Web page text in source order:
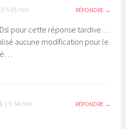
h 05 min RÉPONDRE
pour cette réponse tardive…
aucune modification pour le
1 h 54 min RÉPONDRE